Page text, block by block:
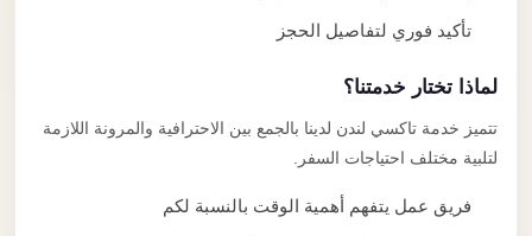
تأكيد فوري لتفاصيل الحجز
لماذا تختار خدمتنا؟
تتميز خدمة تاكسي لندن لدينا بالجمع بين الاحترافية والمرونة اللازمة
لتلبية مختلف احتياجات السفر.
فريق عمل يتفهم أهمية الوقت بالنسبة لكم